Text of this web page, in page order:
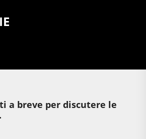
a breve per discutere le